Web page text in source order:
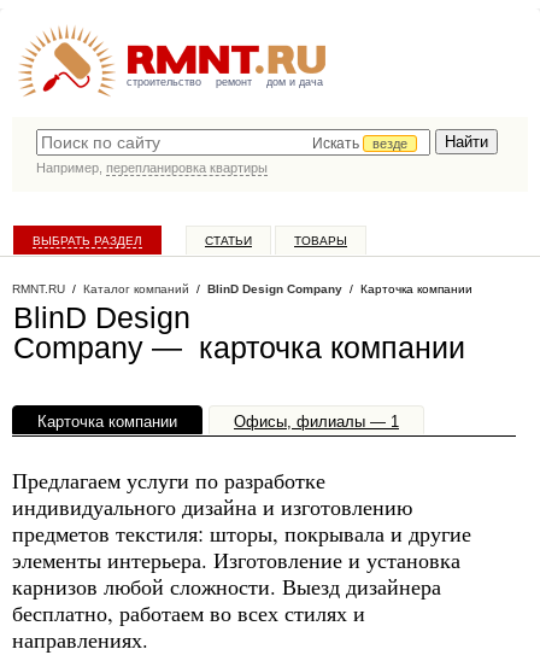
строительство ремонт дом и дача
Искать
везде
Например, перепланировка квартиры
ВЫБРАТЬ РАЗДЕЛ СТАТЬИ ТОВАРЫ
RMNT.RU / Каталог компаний / BlinD Design Company / Карточка компании
BlinD Design
Company — карточка компании
Карточка компании Офисы, филиалы — 1
Предлагаем услуги по разработке
индивидуального дизайна и изготовлению
предметов текстиля: шторы, покрывала и другие
элементы интерьера. Изготовление и установка
карнизов любой сложности. Выезд дизайнера
бесплатно, работаем во всех стилях и
направлениях.